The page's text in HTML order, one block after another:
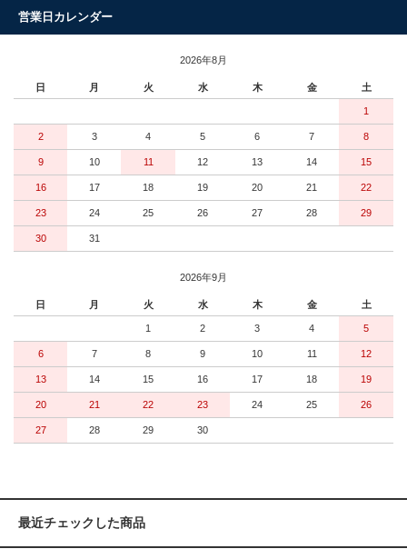
営業日カレンダー
2026年8月
日 月 火 水 木 金 土
1
2 3 4 5 6 7 8
9 10 11 12 13 14 15
16 17 18 19 20 21 22
23 24 25 26 27 28 29
30 31
2026年9月
日 月 火 水 木 金 土
1 2 3 4 5
6 7 8 9 10 11 12
13 14 15 16 17 18 19
20 21 22 23 24 25 26
27 28 29 30
最近チェックした商品